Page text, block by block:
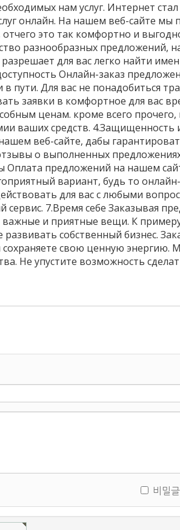
нам услуг. Интернет
онлайн. На нашем веб-сайте мы
отчего это так комфортно и
разнообразных предложений,
для вас легко найти
Онлайн-заказ
пути. Для вас не понадобиться
заявки в комфортное для вас
ценам. кроме всего
ваших средств.
веб-сайте, дабы
о выполненных
предложений на нашем
вариант, будь то
для вас с любыми
7.Время себе Заказывая
и приятные вещи. К
собственный бизнес.
сохраняете свою ценную энергию.
Не упустите возможность
비밀글